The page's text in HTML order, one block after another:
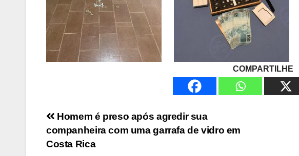
COMPARTILHE
Navegação
de
Homem é preso após agredir sua
companheira com uma garrafa de vidro em
Costa Rica